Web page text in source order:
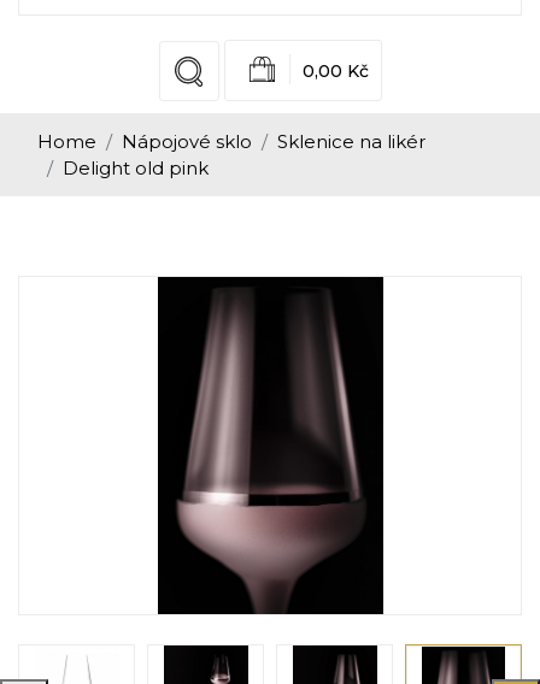
0,00 Kč
Home Nápojové sklo
Sklenice na likér
Delight old pink